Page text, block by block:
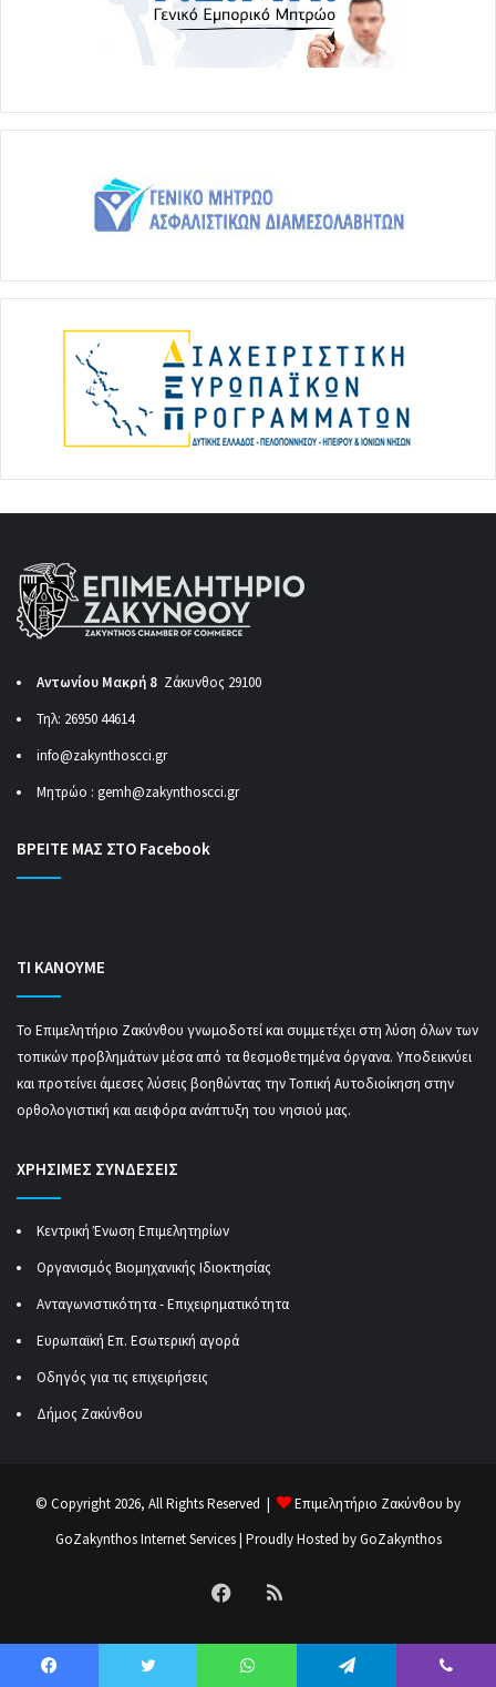
Αντωνίου Μακρή 8 Ζάκυνθος 29100
Τηλ: 26950 44614
info@zakynthoscci.gr
Μητρώο : gemh@zakynthoscci.gr
ΒΡΕΙΤΕ ΜΑΣ ΣΤΟ Facebook
ΤΙ ΚΑΝΟΥΜΕ
Το Επιμελητήριο Ζακύνθου γνωμοδοτεί και συμμετέχει στη λύση όλων των
τοπικών προβλημάτων μέσα από τα θεσμοθετημένα όργανα. Υποδεικνύει
και προτείνει άμεσες λύσεις βοηθώντας την Τοπική Αυτοδιοίκηση στην
ορθολογιστική και αειφόρα ανάπτυξη του νησιού μας.
ΧΡΗΣΙΜΕΣ ΣΥΝΔΕΣΕΙΣ
Κεντρική Ένωση Επιμελητηρίων
Οργανισμός Βιομηχανικής Ιδιοκτησίας
Ανταγωνιστικότητα - Επιχειρηματικότητα
Ευρωπαϊκή Επ. Εσωτερική αγορά
Οδηγός για τις επιχειρήσεις
Δήμος Ζακύνθου
© Copyright 2026, All Rights Reserved |
Επιμελητήριο Ζακύνθου by
GoZakynthos Internet Services| Proudly Hosted byGoZakynthos
Facebook